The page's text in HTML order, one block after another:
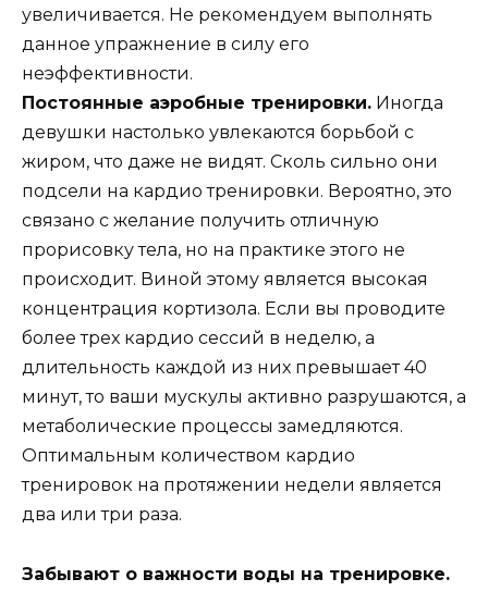
увеличивается. Не рекомендуем выполнять
данное упражнение в силу его
неэффективности.
Постоянные аэробные тренировки. Иногда
девушки настолько увлекаются борьбой с
жиром, что даже не видят. Сколь сильно они
подсели на кардио тренировки. Вероятно, это
связано с желание получить отличную
прорисовку тела, но на практике этого не
происходит. Виной этому является высокая
концентрация кортизола. Если вы проводите
более трех кардио сессий в неделю, а
длительность каждой из них превышает 40
минут, то ваши мускулы активно разрушаются, а
метаболические процессы замедляются.
Оптимальным количеством кардио
тренировок на протяжении недели является
два или три раза.
Забывают о важности воды на тренировке.